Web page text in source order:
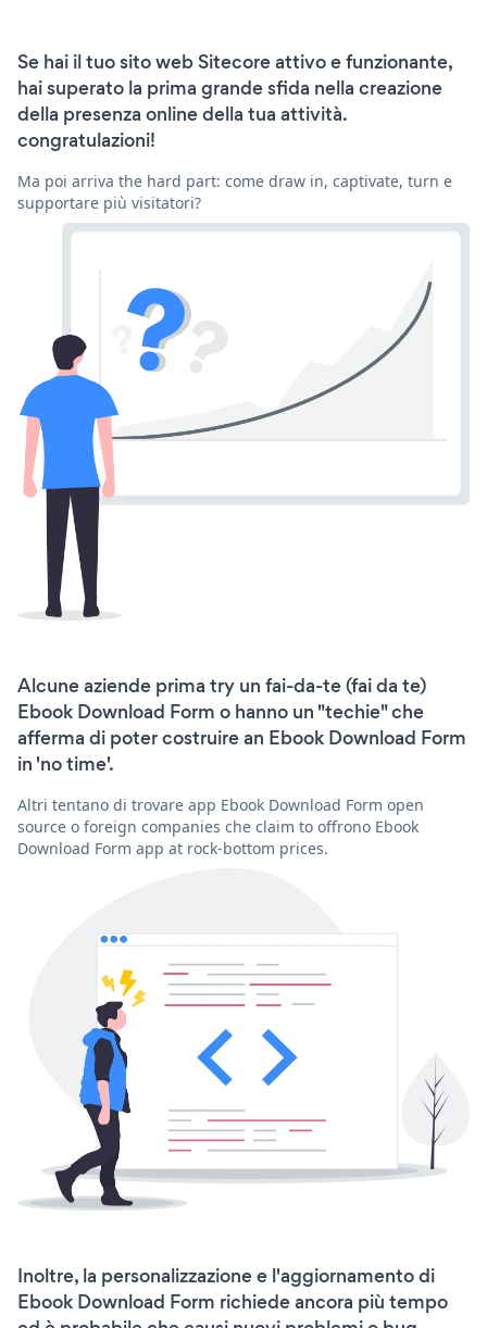
Se hai il tuo sito web Sitecore attivo e funzionante,
hai superato la prima grande sfida nella creazione
della presenza online della tua attività.
congratulazioni!
Ma poi arriva the hard part: come draw in, captivate, turn e
supportare più visitatori?
Alcune aziende prima try un fai-da-te (fai da te)
Ebook Download Form o hanno un "techie" che
afferma di poter costruire an Ebook Download Form
in 'no time'.
Altri tentano di trovare app Ebook Download Form open
source o foreign companies che claim to offrono Ebook
Download Form app at rock-bottom prices.
Inoltre, la personalizzazione e l'aggiornamento di
Ebook Download Form richiede ancora più tempo